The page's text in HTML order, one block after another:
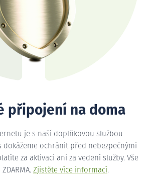
připojení na doma
je s naší doplňkovou službou
dokážeme ochránit před nebezpečnými
za aktivaci ani za vedení služby. Vše
Zjistěte více informací.